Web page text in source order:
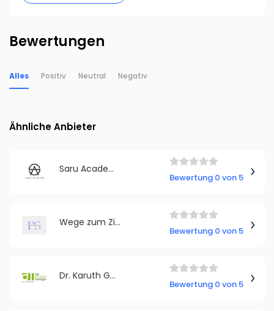
Bewertungen
Alles Positiv Neutral Negativ
Ähnliche Anbieter
Saru Academy
Bewertung 0 von 5
Wege zum Ziel
Bewertung 0 von 5
Dr. Karuth GmbH
Bewertung 0 von 5